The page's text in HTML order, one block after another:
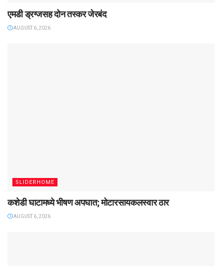
एमडी ड्रग्जसह दोन तस्कर जेरबंद
AUGUST 6, 2026
SLIDERHOME
कशेडी घाटामध्ये भीषण अपघात; मोटारसायकलस्वार ठार
AUGUST 6, 2026